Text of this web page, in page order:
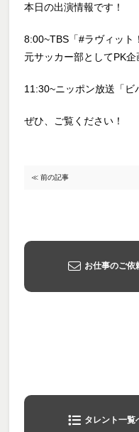
本日の出演情報です！
8:00~TBS「#ラヴィット
元サッカー部としてPK
11:30~ニッポン放送「ビ
ぜひ、ご覧ください！
≪ 前の記事
お仕事のご依
タレント一覧